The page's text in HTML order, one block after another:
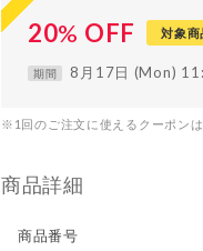
20% OFF 対象商
期間 8月17日 (Mon)
※1回のご注文に使えるクーポン
商品詳細
商品番号